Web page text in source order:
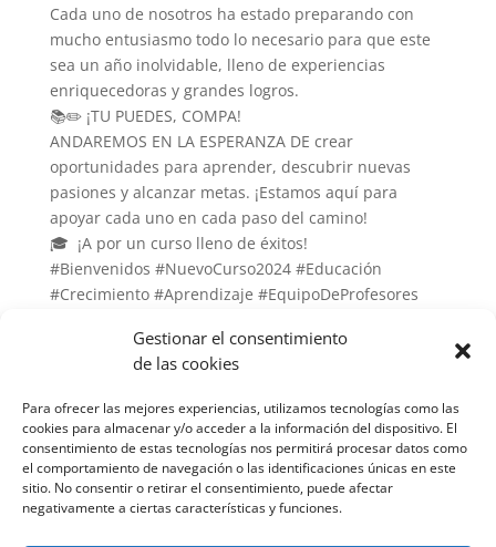
Gestionar el consentimiento
de las cookies
Para ofrecer las mejores experiencias, utilizamos tecnologías como las
cookies para almacenar y/o acceder a la información del dispositivo. El
consentimiento de estas tecnologías nos permitirá procesar datos como
el comportamiento de navegación o las identificaciones únicas en este
sitio. No consentir o retirar el consentimiento, puede afectar
negativamente a ciertas características y funciones.
Cada uno de nosotros ha estado preparando con
mucho entusiasmo todo lo necesario para que este
sea un año inolvidable, lleno de experiencias
enriquecedoras y grandes logros.
📚✏️ ¡TU PUEDES, COMPA!
ANDAREMOS EN LA ESPERANZA DE crear
oportunidades para aprender, descubrir nuevas
pasiones y alcanzar metas. ¡Estamos aquí para
apoyar cada uno en cada paso del camino!
🎓 ¡A por un curso lleno de éxitos!
#Bienvenidos #NuevoCurso2024 #Educación
#Crecimiento #Aprendizaje #EquipoDeProfesores